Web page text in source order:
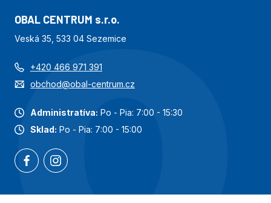
OBAL CENTRUM s.r.o.
Veská 35, 533 04 Sezemice
+420 466 971 391
obchod@obal-centrum.cz
Administratíva: Po - Pia: 7:00 - 15:30
Sklad: Po - Pia: 7:00 - 15:00